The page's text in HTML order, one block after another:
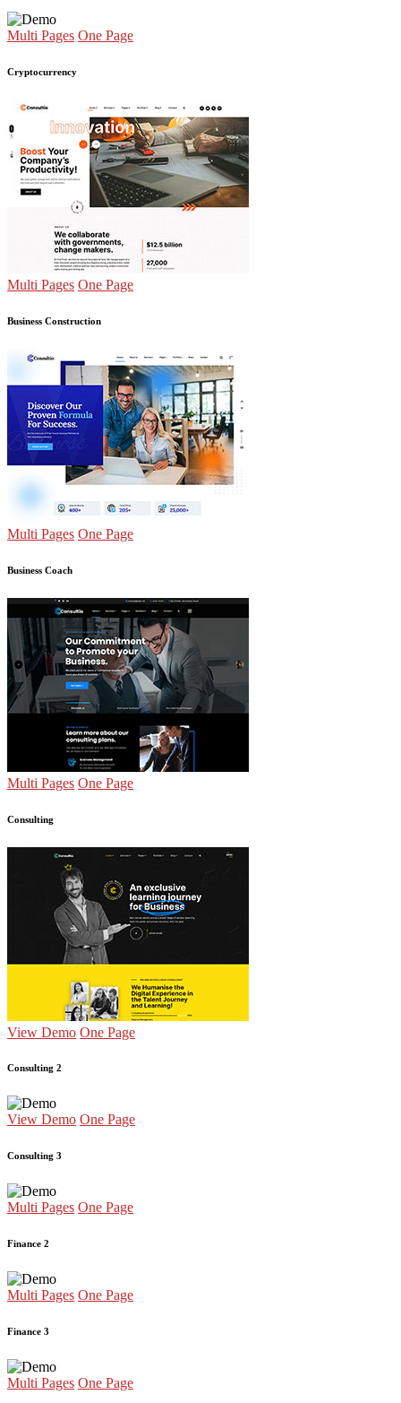
Multi Pages One Page
Cryptocurrency
Multi Pages One Page
Business Construction
Multi Pages One Page
Business Coach
Multi Pages One Page
Consulting
View Demo One Page
Consulting 2
View Demo One Page
Consulting 3
Multi Pages One Page
Finance 2
Multi Pages One Page
Finance 3
Multi Pages One Page